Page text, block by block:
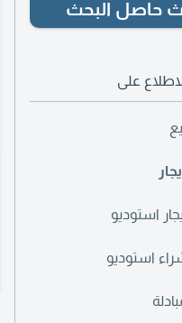
حاصل البحث
على
استوديو
استوديو